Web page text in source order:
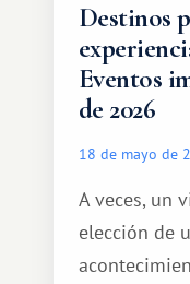
Destinos
Eventos
de 2026
18 de mayo de
A veces, un
elección de